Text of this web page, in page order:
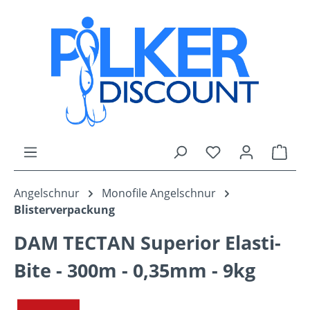
Zum Hauptinhalt springen
Du hast 0
Angelschnur
Monofile Angelschnur
Blisterverpackung
DAM TECTAN Superior Elasti-
Bite - 300m - 0,35mm - 9kg